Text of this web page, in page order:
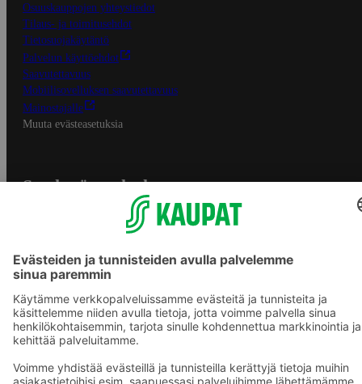
Osuuskauppojen yhteystiedot
Tilaus- ja toimitusehdot
Tietosuojakäytäntö
Palvelun käyttöehdot
Saavutettavuus
Mobiilisovelluksen saavutettavuus
Mainostajalle
Muuta evästeasetuksia
S-ryhmän palvelut
Yhteishyvä Ruoka -sovellus
S-ostoslista -sovellus
Prisma.fi
Sokos.fi
S-Pankki
Sokos Hotels